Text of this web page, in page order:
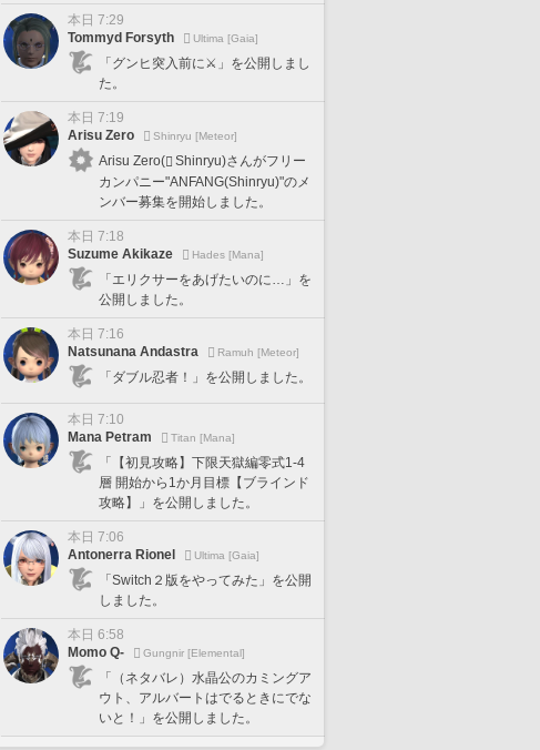
本日 7:29
Tommyd Forsyth
Ultima [Gaia]
「グンヒ突入前に⚔️」を公開しまし
た。
本日 7:19
Arisu Zero
Shinryu [Meteor]
Arisu Zero(
Shinryu)さんがフリー
カンパニー"ANFANG(Shinryu)"のメ
ンバー募集を開始しました。
本日 7:18
Suzume Akikaze
Hades [Mana]
「エリクサーをあげたいのに…」を
公開しました。
本日 7:16
Natsunana Andastra
Ramuh [Meteor]
「ダブル忍者！」を公開しました。
本日 7:10
Mana Petram
Titan [Mana]
「【初見攻略】下限天獄編零式1-4
層 開始から1か月目標【ブラインド
攻略】」を公開しました。
本日 7:06
Antonerra Rionel
Ultima [Gaia]
「Switch２版をやってみた」を公開
しました。
本日 6:58
Momo Q-
Gungnir [Elemental]
「（ネタバレ）水晶公のカミングア
ウト、アルバートはでるときにでな
いと！」を公開しました。